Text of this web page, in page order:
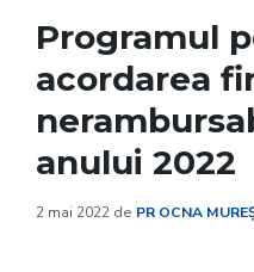
Programul
acordarea
anului 2022
2 mai 2022 de PR OCNA